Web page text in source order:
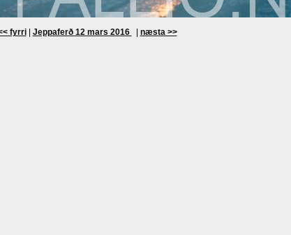
fyrri| Jeppaferð 12 mars 2016 næsta >>